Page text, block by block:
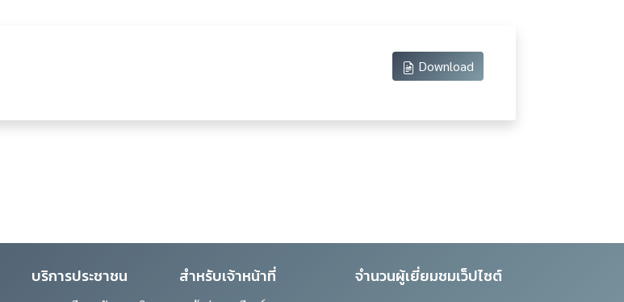
Download
บริการประชาชน สำหรับเจ้าหน้าที่ จำนวนผู้เยี่ยมชมเว็ปไซต์